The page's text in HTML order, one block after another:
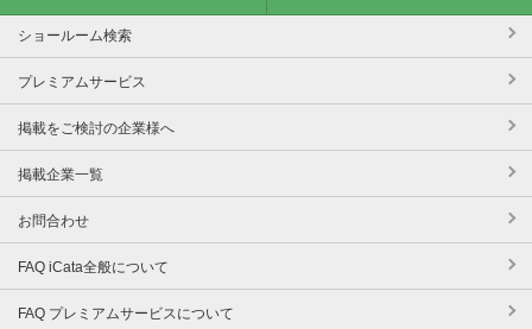
ショールーム検索
プレミアムサービス
掲載をご検討の企業様へ
掲載企業一覧
お問合わせ
FAQ iCata全般について
FAQ プレミアムサービスについて